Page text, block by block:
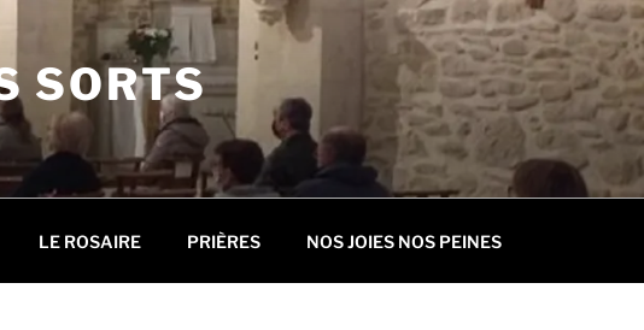
SORTS
LE ROSAIRE PRIÈRES NOS JOIES NOS PEINES